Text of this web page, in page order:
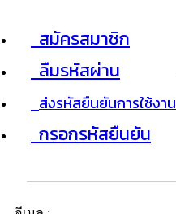
สมัครสมาชิก
ลืมรหัสผ่าน
ส่งรหัสยืนยันการใช้งาน
กรอกรหัสยืนยัน